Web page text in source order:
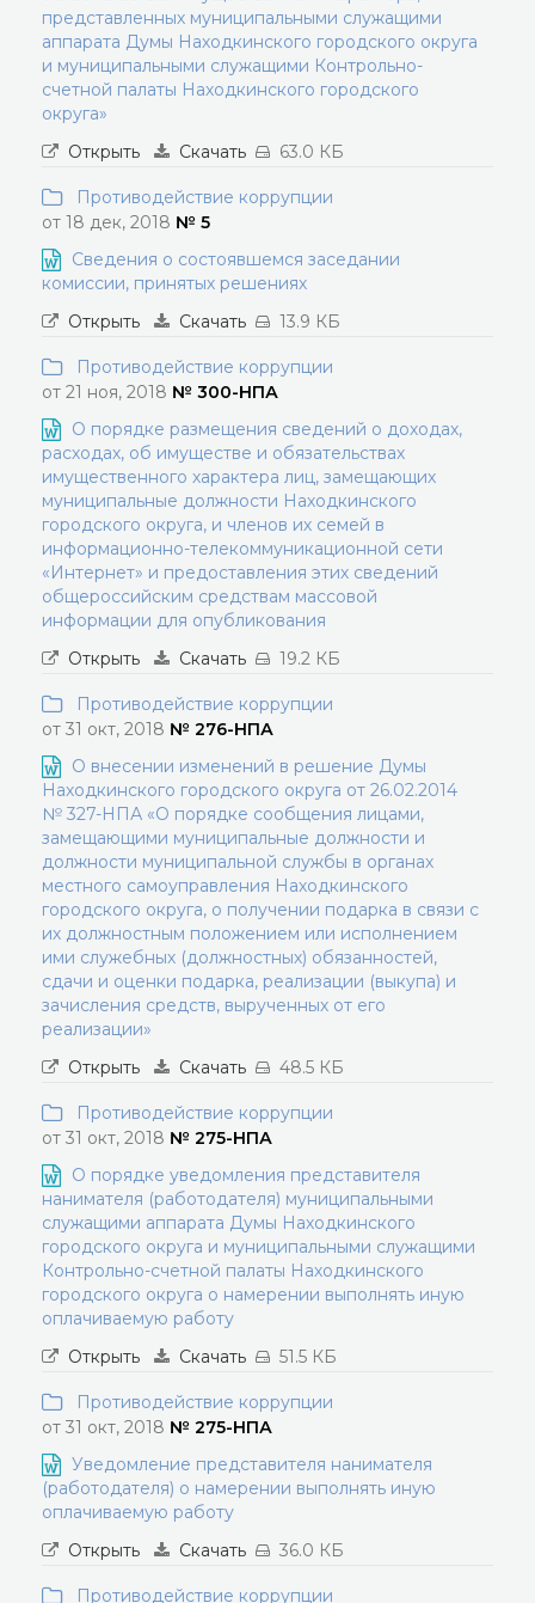
представленных муниципальными служащими
аппарата Думы Находкинского городского округа
и муниципальными служащими Контрольно-
счетной палаты Находкинского городского
округа»
Открыть
Скачать 63.0 КБ
Противодействие коррупции
от 18 дек, 2018 № 5
Сведения о состоявшемся заседании
комиссии, принятых решениях
Открыть
Скачать 13.9 КБ
Противодействие коррупции
от 21 ноя, 2018 № 300-НПА
О порядке размещения сведений о доходах,
расходах, об имуществе и обязательствах
имущественного характера лиц, замещающих
муниципальные должности Находкинского
городского округа, и членов их семей в
информационно-телекоммуникационной сети
«Интернет» и предоставления этих сведений
общероссийским средствам массовой
информации для опубликования
Открыть
Скачать 19.2 КБ
Противодействие коррупции
от 31 окт, 2018 № 276-НПА
О внесении изменений в решение Думы
Находкинского городского округа от 26.02.2014
№ 327-НПА «О порядке сообщения лицами,
замещающими муниципальные должности и
должности муниципальной службы в органах
местного самоуправления Находкинского
городского округа, о получении подарка в связи с
их должностным положением или исполнением
ими служебных (должностных) обязанностей,
сдачи и оценки подарка, реализации (выкупа) и
зачисления средств, вырученных от его
реализации»
Открыть
Скачать 48.5 КБ
Противодействие коррупции
от 31 окт, 2018 № 275-НПА
О порядке уведомления представителя
нанимателя (работодателя) муниципальными
служащими аппарата Думы Находкинского
городского округа и муниципальными служащими
Контрольно-счетной палаты Находкинского
городского округа о намерении выполнять иную
оплачиваемую работу
Открыть
Скачать 51.5 КБ
Противодействие коррупции
от 31 окт, 2018 № 275-НПА
Уведомление представителя нанимателя
(работодателя) о намерении выполнять иную
оплачиваемую работу
Открыть
Скачать 36.0 КБ
Противодействие коррупции